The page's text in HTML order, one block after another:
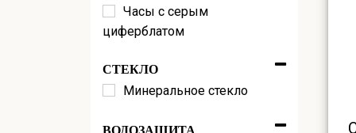
Часы с серым
циферблатом
циферблатом
СТЕКЛО
Минеральное стекло